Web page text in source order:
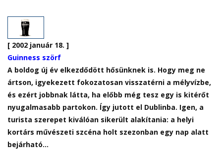
[ 2002 január 18. ]
Guinness szörf
A boldog új év elkezdődött hősünknek is. Hogy meg ne
ártson, igyekezett fokozatosan visszatérni a mélyvízbe,
és ezért jobbnak látta, ha előbb még tesz egy is kitérőt
nyugalmasabb partokon. Így jutott el Dublinba. Igen, a
turista szerepet kiválóan sikerült alakítania: a helyi
kortárs művészeti szcéna holt szezonban egy nap alatt
bejárható…